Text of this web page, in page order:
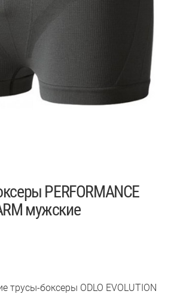
PERFORMANCE
мужские
трусы-боксеры ODLO EVOLUTION